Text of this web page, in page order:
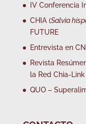
IV Conferencia
CHIA (Salvia
FUTURE
Entrevista en
Revista
la Red Chia-Link
QUO –